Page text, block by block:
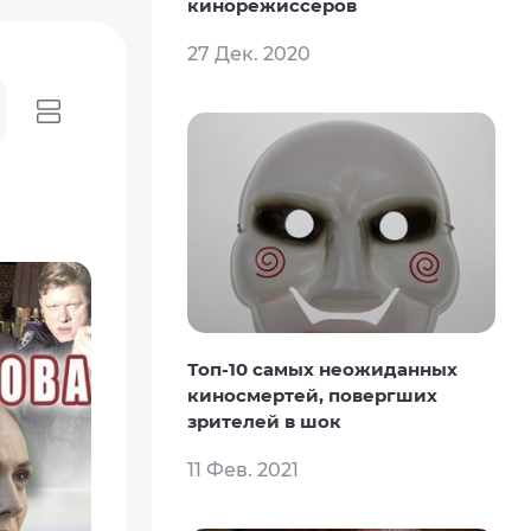
кинорежиссеров
27 Дек. 2020
Топ-10 самых неожиданных
киносмертей, повергших
зрителей в шок
11 Фев. 2021